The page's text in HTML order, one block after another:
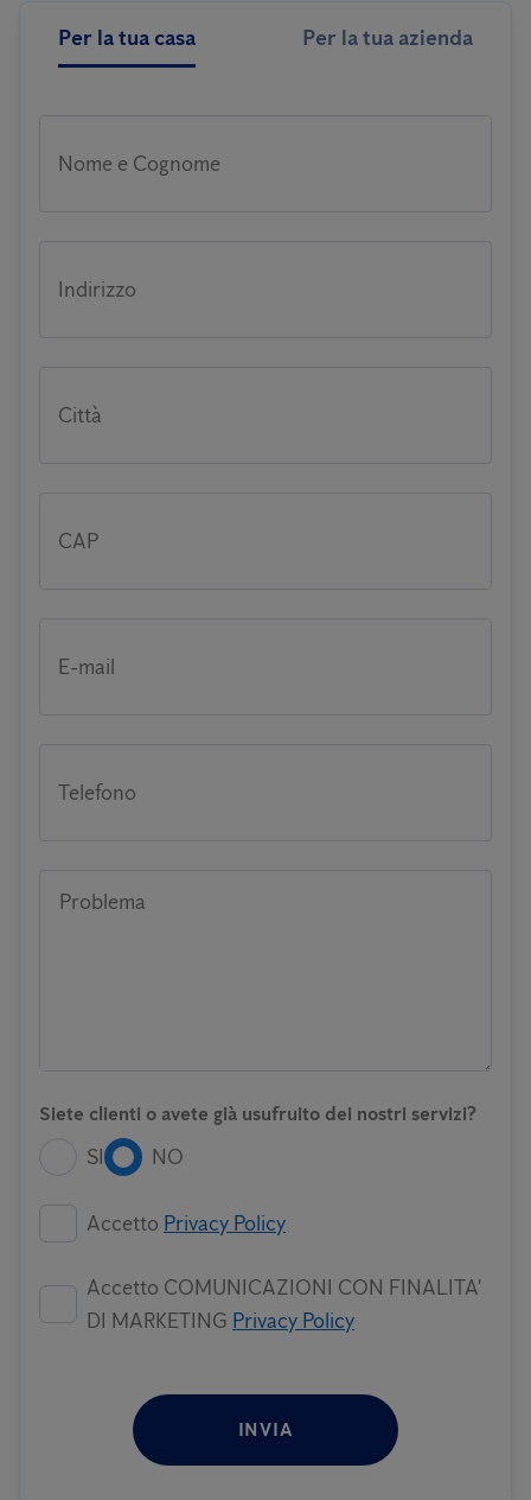
Per la tua casa Per la tua azienda
Nome e Cognome
Indirizzo
Città
CAP
E-mail
Telefono
Problema
Siete clienti o avete già usufruito dei nostri servizi?
SI NO
Accetto Privacy Policy
Accetto COMUNICAZIONI CON FINALITA'
DI MARKETING Privacy Policy
INVIA